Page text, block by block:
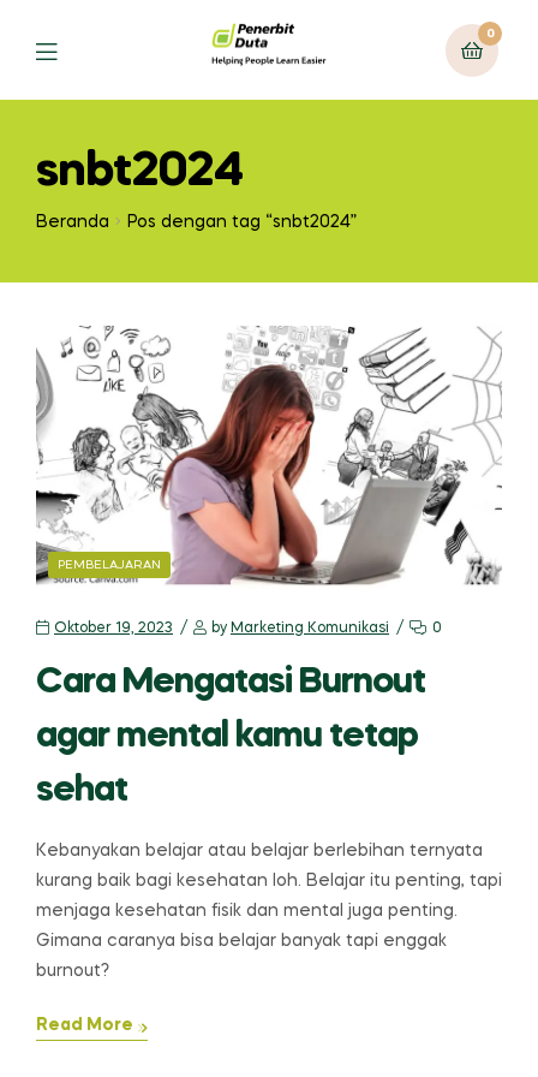
Menu
0
snbt2024
Beranda Pos dengan tag “snbt2024”
CATEGORIES
PEMBELAJARAN
Oktober 19, 2023 by Marketing Komunikasi 0
Cara Mengatasi Burnout
agar mental kamu tetap
sehat
Kebanyakan belajar atau belajar berlebihan ternyata
kurang baik bagi kesehatan loh. Belajar itu penting, tapi
menjaga kesehatan fisik dan mental juga penting.
Gimana caranya bisa belajar banyak tapi enggak
burnout?
Read More